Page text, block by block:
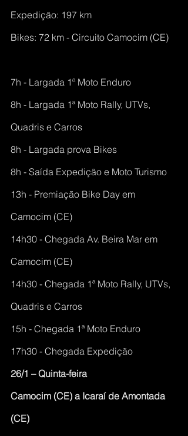
Expedição: 197 km
Bikes: 72 km - Circuito Camocim (CE)
7h - Largada 1ª Moto Enduro
8h - Largada 1ª Moto Rally, UTVs,
Quadris e Carros
8h - Largada prova Bikes
8h - Saída Expedição e Moto Turismo
13h - Premiação Bike Day em
Camocim (CE)
14h30 - Chegada Av. Beira Mar em
Camocim (CE)
14h30 - Chegada 1ª Moto Rally, UTVs,
Quadris e Carros
15h - Chegada 1ª Moto Enduro
17h30 - Chegada Expedição
26/1 – Quinta-feira
Camocim (CE) a Icaraí de Amontada
(CE)